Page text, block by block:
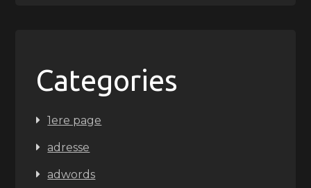
Categories
1ere page
adresse
adwords